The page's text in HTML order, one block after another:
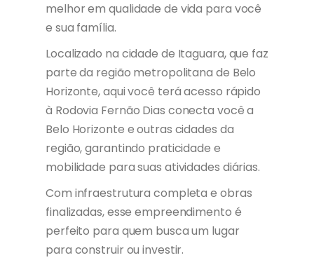
melhor em qualidade de vida para você
e sua família.
Localizado na cidade de Itaguara, que faz
parte da região metropolitana de Belo
Horizonte, aqui você terá acesso rápido
à Rodovia Fernão Dias conecta você a
Belo Horizonte e outras cidades da
região, garantindo praticidade e
mobilidade para suas atividades diárias.
Com infraestrutura completa e obras
finalizadas, esse empreendimento é
perfeito para quem busca um lugar
para construir ou investir.